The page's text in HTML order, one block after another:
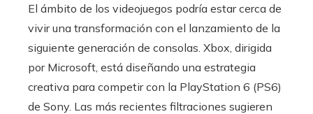
El ámbito de los videojuegos podría estar cerca de
vivir una transformación con el lanzamiento de la
siguiente generación de consolas. Xbox, dirigida
por Microsoft, está diseñando una estrategia
creativa para competir con la PlayStation 6 (PS6)
de Sony. Las más recientes filtraciones sugieren